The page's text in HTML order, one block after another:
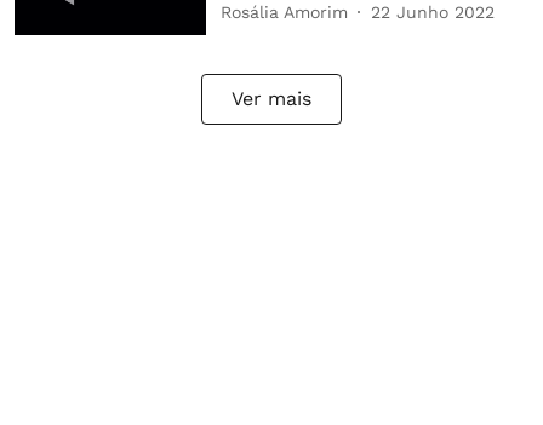
Rosália Amorim 22 Junho 2022
Ver mais